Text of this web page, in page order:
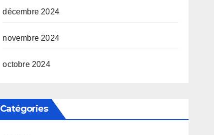
décembre 2024
novembre 2024
octobre 2024
Catégories